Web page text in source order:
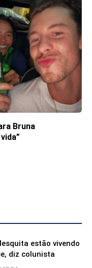
Bruna
estão vivendo
diz colunista